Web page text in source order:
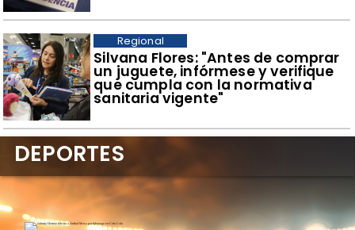
​Silvana Flores: "Antes de comprar
un juguete, infórmese y verifique
que cumpla con la normativa
sanitaria vigente"
Regional
DEPORTES